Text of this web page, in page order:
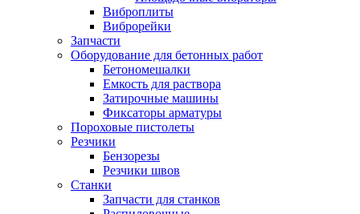
Виброплиты
Виброрейки
Запчасти
Оборудование для бетонных работ
Бетономешалки
Емкость для раствора
Затирочные машины
Фиксаторы арматуры
Пороховые пистолеты
Резчики
Бензорезы
Резчики швов
Станки
Запчасти для станков